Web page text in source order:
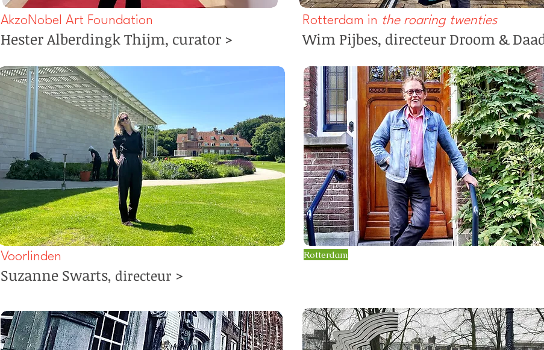
AkzoNobel Art Foundation
Hester Alberdingk Thijm, curator >
Rotterdam in the roaring twenties
Wim Pijbes, directeur Droom &
Voorlinden
Suzanne Swarts, directeur >
Rotterdam